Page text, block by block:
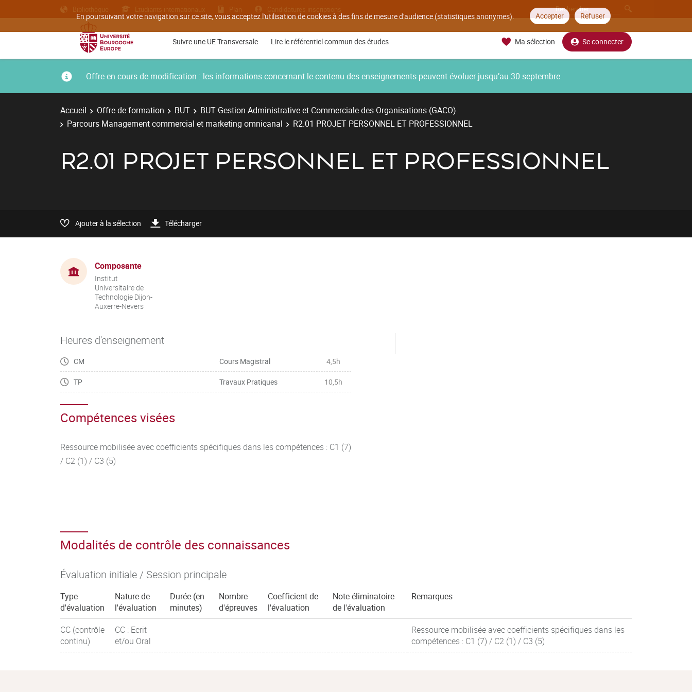
En poursuivant votre navigation sur ce site, vous acceptez l'utilisation de cookies à des fins de mesure d'audience (statistiques anonymes). Accepter Refuser
Bibliothèque Etudiants internationaux Plan Candidatures inscriptions
Suivre une UE Transversale Lire le référentiel commun des études Ma sélection Se connecter
Offre en cours de modification : les informations concernant le contenu des enseignements peuvent évoluer jusqu’au 30 septembre
Accueil Offre de formation BUT
BUT Gestion Administrative et Commerciale des Organisations (GACO)
Parcours Management commercial et marketing omnicanal
R2.01 PROJET PERSONNEL ET PROFESSIONNEL
R2.01 PROJET PERSONNEL ET PROFESSIONNEL
Ajouter à la sélection Télécharger
Composante
Institut
Universitaire de
Technologie Dijon-
Auxerre-Nevers
Heures d'enseignement
CM Cours Magistral 4,5h
TP Travaux Pratiques 10,5h
Compétences visées
Ressource mobilisée avec coefficients spécifiques dans les compétences : C1 (7)
/ C2 (1) / C3 (5)
Modalités de contrôle des connaissances
Évaluation initiale / Session principale
Type
d'évaluation
Nature de
l'évaluation
Durée (en
minutes)
Nombre
d'épreuves
Coefficient de
l'évaluation
Note éliminatoire
de l'évaluation
Remarques
CC (contrôle
continu)
CC : Ecrit
et/ou Oral
Ressource mobilisée avec coefficients spécifiques dans les
compétences : C1 (7) / C2 (1) / C3 (5)